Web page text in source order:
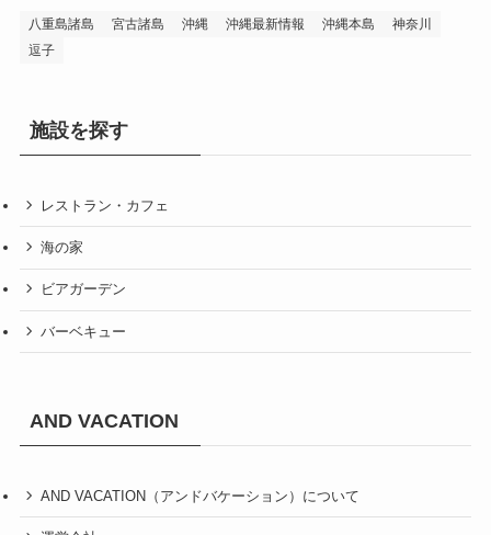
八重島諸島 宮古諸島 沖縄 沖縄最新情報 沖縄本島
神奈川
逗子
施設を探す
レストラン・カフェ
海の家
ビアガーデン
バーベキュー
AND VACATION
AND VACATION（アンドバケーション）について